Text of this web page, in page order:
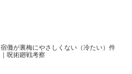
宿儺が裏梅にやさしくない（冷たい）件
｜呪術廻戦考察